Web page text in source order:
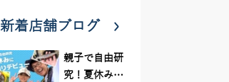
新着店舗ブログ
親子で自由研
究！夏休みに